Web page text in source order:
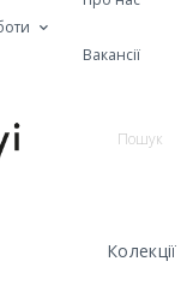
Вакансії
Колекції